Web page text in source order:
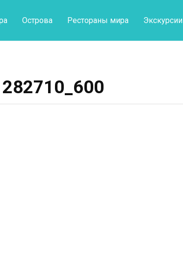
Острова Рестораны мира Экскурсии
282710_600